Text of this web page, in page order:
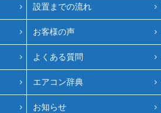
設置までの流れ
お客様の声
よくある質問
エアコン辞典
お知らせ